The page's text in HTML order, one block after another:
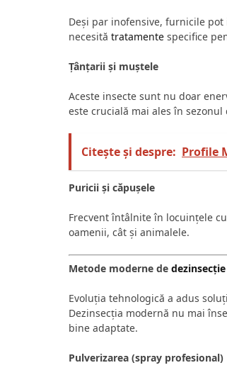
Deși par inofensive, furnicile
necesită tratamente specifice
Țânțarii și muștele
Aceste insecte sunt nu doar
este crucială mai ales în sezonul
Citește și despre: Profile
Puricii și căpușele
Frecvent întâlnite în locuințele
oamenii, cât și animalele.
Metode moderne de
Evoluția tehnologică a adus
Dezinsecția modernă nu mai
bine adaptate.
Pulverizarea (spray profesional)